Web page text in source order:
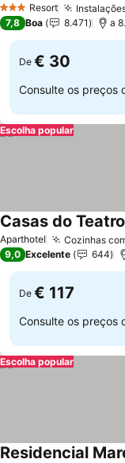
3 EstrelasResort
7,8 Boa 8.471 a
De € 30
Consulte os preços
Escolha popular
Aparthotel Cozinhas
Casas do Teatro
9,0 Excelente 644
De € 117
Consulte os preços
Escolha popular
Residencial